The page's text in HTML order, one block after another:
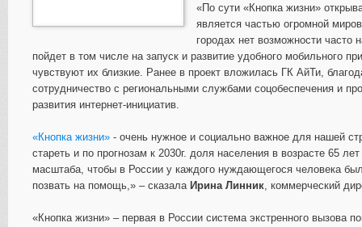
«По сути «Кнопка жизни»
является частью огромной
городах нет возможности
пойдет в том числе на запуск и развитие удобного мобильного
чувствуют их близкие. Ранее в проект вложилась ГК АйТи,
сотрудничество с региональными службами соцобеспечения и
развития интернет-инициатив.
«Кнопка жизни» - очень нужное и социально важное для нашей
стареть и по прогнозам к 2030г. доля населения в возрасте 65
масштаба, чтобы в России у каждого нуждающегося человека
позвать на помощь,» – сказала Ирина Линник, коммерческий
«Кнопка жизни» – первая в России система экстренного